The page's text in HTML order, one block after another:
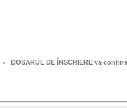
DOSARUL DE ÎNSCRIERE va